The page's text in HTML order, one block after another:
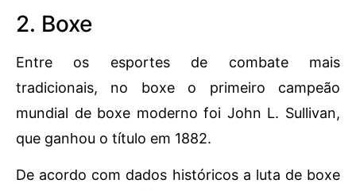
2. Boxe
Entre os esportes de combate mais
tradicionais, no boxe o primeiro campeão
mundial de boxe moderno foi John L. Sullivan,
que ganhou o título em 1882.
De acordo com dados históricos a luta de boxe